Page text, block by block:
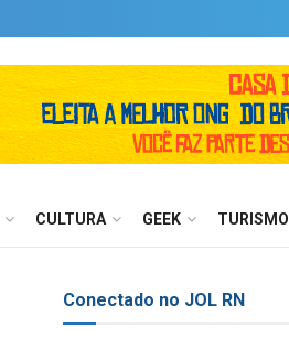
CULTURA GEEK TURISMO
Conectado no JOL RN